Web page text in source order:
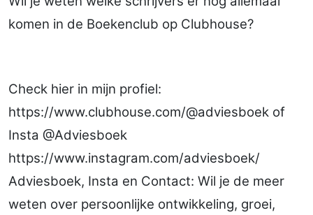
komen in de Boekenclub op Clubhouse?
Check hier in mijn profiel:
https://www.clubhouse.com/@adviesboek of
Insta @Adviesboek
https://www.instagram.com/adviesboek/
Adviesboek, Insta en Contact: Wil je de meer
weten over persoonlijke ontwikkeling, groei,